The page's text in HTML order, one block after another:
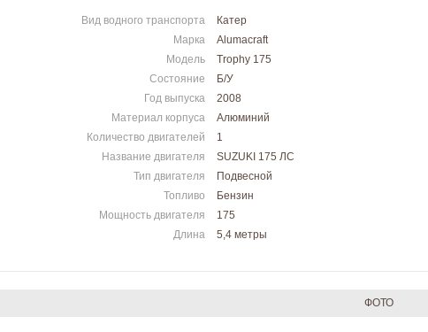
Вид водного транспорта
Катер
Марка
Alumacraft
Модель
Trophy 175
Состояние
Б/У
Год выпуска
2008
Материал корпуса
Алюминий
Количество двигателей
1
Название двигателя
SUZUKI 175 ЛС
Тип двигателя
Подвесной
Топливо
Бензин
Мощность двигателя
175
Длина
5,4 метры
ФОТО